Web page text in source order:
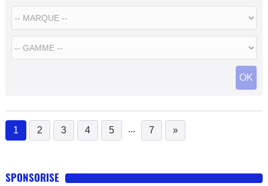
OK
1
(current)
2 3 4 5 ... 7 »
SPONSORISE